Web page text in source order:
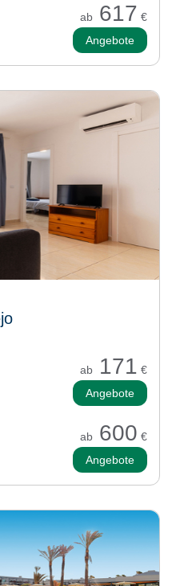
ab 617 €
Angebote
ab 171 €
Angebote
ab 600 €
Angebote